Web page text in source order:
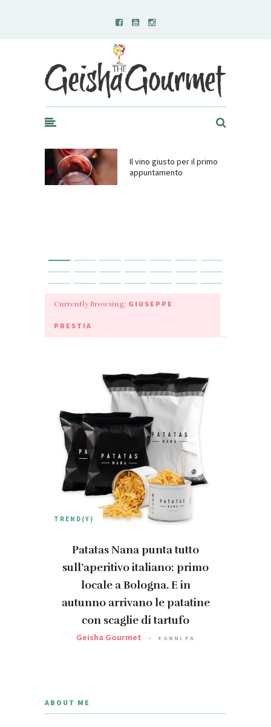
Geisha Gourmet
Il vino giusto per il primo
appuntamento
Currently Browsing: GIUSEPPE
PRESTIA
TREND(Y)
Patatas Nana punta tutto
sull’aperitivo italiano: primo
locale a Bologna. E in
autunno arrivano le patatine
con scaglie di tartufo
Geisha Gourmet 4 ANNI FA
ABOUT ME